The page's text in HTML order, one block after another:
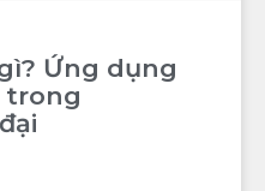
Ứng dụng
trong